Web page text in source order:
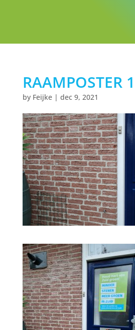
RAAMPOSTER 1
by Feijke| dec 9, 2021